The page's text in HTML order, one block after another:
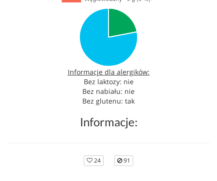
Informacje dla alergików:
Bez laktozy: nie
Bez nabiału: nie
Bez glutenu: tak
Informacje:
24 91